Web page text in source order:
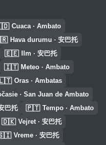
Cuaca · Ambato
Hava durumu · 安巴托
🇪🇪 Ilm · 安巴托
🇮🇹 Meteo · Ambato
Oras · Ambatas
· San Juan de Ambato
巴托 🇵🇹 Tempo · Ambato
🇩🇰 Vejret · 安巴托
Vreme · 安巴托